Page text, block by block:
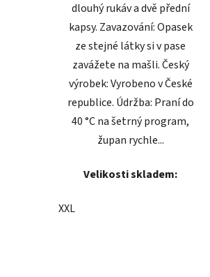
dlouhý rukáv a dvě přední
kapsy. Zavazování: Opasek
ze stejné látky si v pase
zavážete na mašli. Český
výrobek: Vyrobeno v České
republice. Údržba: Praní do
40 °C na šetrný program,
župan rychle...
Velikosti skladem:
XXL